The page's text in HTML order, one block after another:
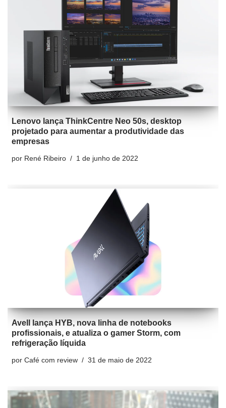
Lenovo lança ThinkCentre Neo 50s, desktop
projetado para aumentar a produtividade das
empresas
por René Ribeiro 1 de junho de 2022
Avell lança HYB, nova linha de notebooks
profissionais, e atualiza o gamer Storm, com
refrigeração líquida
por Café com review 31 de maio de 2022